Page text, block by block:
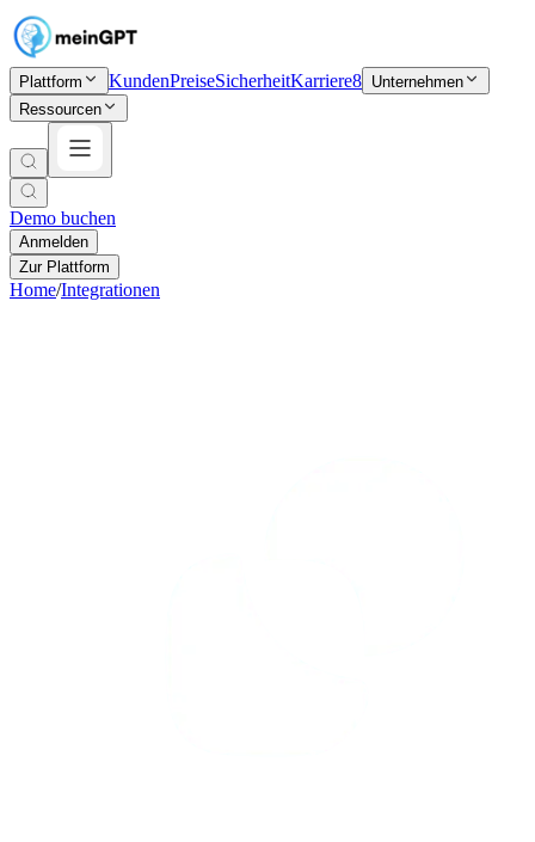
Plattform KundenPreiseSicherheitKarriere8 Unternehmen
Ressourcen
Demo buchen
Anmelden
Zur Plattform
Home/Integrationen